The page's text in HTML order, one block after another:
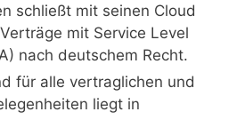
schließt mit seinen Cloud
mit Service Level
nach deutschem Recht.
für alle vertraglichen und
liegt in